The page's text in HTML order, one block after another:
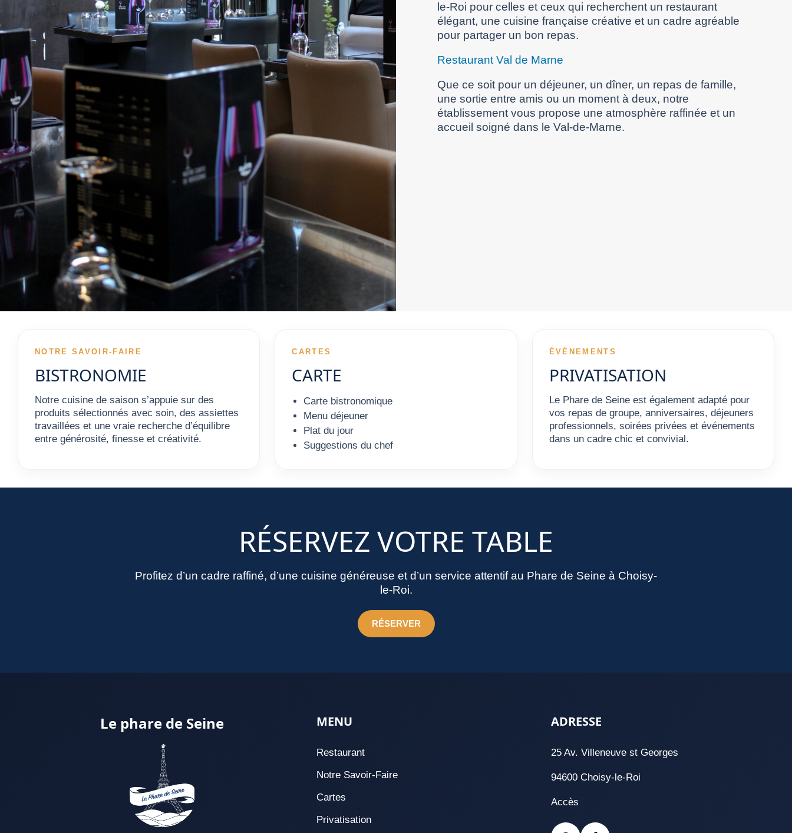
le-Roi pour celles et ceux qui recherchent un restaurant
élégant, une cuisine française créative et un cadre agréable
pour partager un bon repas.
Restaurant Val de Marne
Que ce soit pour un déjeuner, un dîner, un repas de famille,
une sortie entre amis ou un moment à deux, notre
établissement vous propose une atmosphère raffinée et un
accueil soigné dans le Val-de-Marne.
NOTRE SAVOIR-FAIRE
BISTRONOMIE
Notre cuisine de saison s’appuie sur des
produits sélectionnés avec soin, des assiettes
travaillées et une vraie recherche d’équilibre
entre générosité, finesse et créativité.
CARTES
CARTE
Carte bistronomique
Menu déjeuner
Plat du jour
Suggestions du chef
ÉVÉNEMENTS
PRIVATISATION
Le Phare de Seine est également adapté pour
vos repas de groupe, anniversaires, déjeuners
professionnels, soirées privées et événements
dans un cadre chic et convivial.
RÉSERVEZ VOTRE TABLE
Profitez d’un cadre raffiné, d’une cuisine généreuse et d’un service attentif au Phare de Seine à Choisy-
le-Roi.
RÉSERVER
Le phare de Seine MENU
Restaurant
Notre Savoir-Faire
Cartes
Privatisation
ADRESSE
25 Av. Villeneuve st Georges
94600 Choisy-le-Roi
Accès